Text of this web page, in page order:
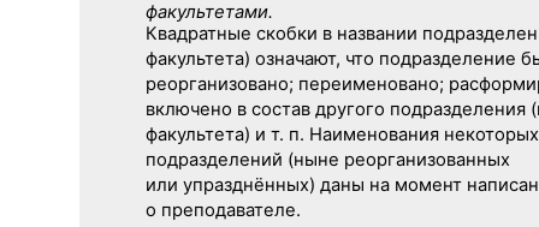
факультетами.
Квадратные скобки в названии
факультета) означают, что подразделение
реорганизовано; переименовано;
включено в состав другого подразделения
факультета) и т. п. Наименования некоторых
подразделений (ныне реорганизованных
или упразднённых) даны на момент
о преподавателе.